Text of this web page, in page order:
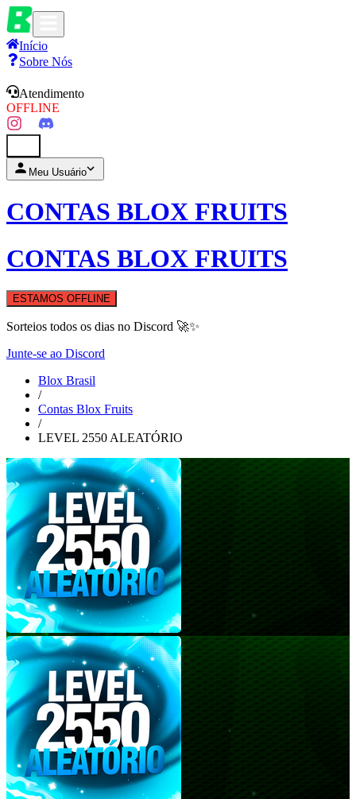
Início
Sobre Nós
Atendimento
OFFLINE
Meu Usuário
CONTAS BLOX FRUITS
CONTAS BLOX FRUITS
ESTAMOS OFFLINE
Sorteios todos os dias no Discord 🚀✨
Junte-se ao Discord
Blox Brasil
/
Contas Blox Fruits
/
LEVEL 2550 ALEATÓRIO